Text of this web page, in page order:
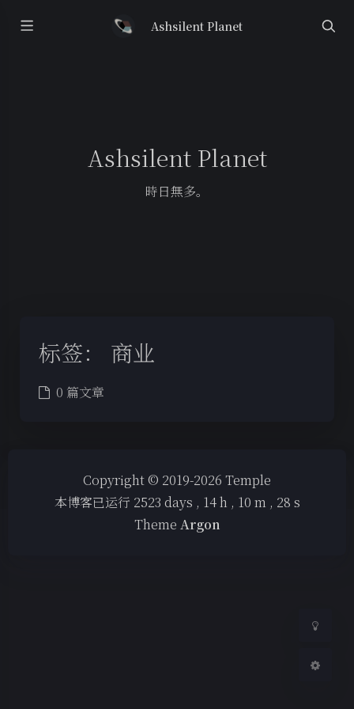
Ashsilent Planet
Ashsilent Planet
時日無多。
Sans Serif
标签： 商业
0 篇文章
Copyright © 2019-2026 Temple
本博客已运行 2523 days , 14h , 10 m , 28 s
Theme Argon